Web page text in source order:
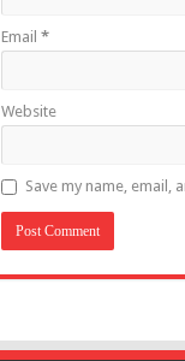
Email *
Website
Save my name,